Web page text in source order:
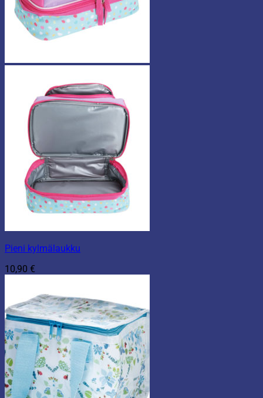
Pieni kylmälaukku
10,90 €